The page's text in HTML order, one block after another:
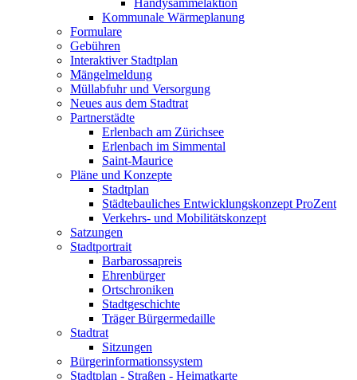
Handysammelaktion
Kommunale Wärmeplanung
Formulare
Gebühren
Interaktiver Stadtplan
Mängelmeldung
Müllabfuhr und Versorgung
Neues aus dem Stadtrat
Partnerstädte
Erlenbach am Zürichsee
Erlenbach im Simmental
Saint-Maurice
Pläne und Konzepte
Stadtplan
Städtebauliches Entwicklungskonzept ProZent
Verkehrs- und Mobilitätskonzept
Satzungen
Stadtportrait
Barbarossapreis
Ehrenbürger
Ortschroniken
Stadtgeschichte
Träger Bürgermedaille
Stadtrat
Sitzungen
Bürgerinformationssystem
Stadtplan - Straßen - Heimatkarte